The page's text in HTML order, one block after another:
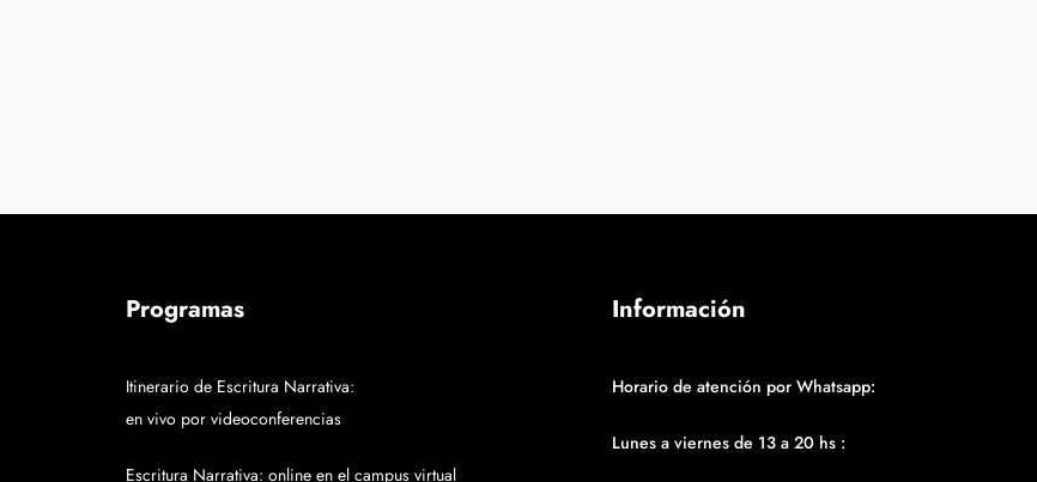
Programas
Itinerario de Escritura Narrativa:
en vivo por videoconferencias
Escritura Narrativa: online en el campus virtual
Información
Horario de atención por Whatsapp:
Lunes a viernes de 13 a 20 hs :